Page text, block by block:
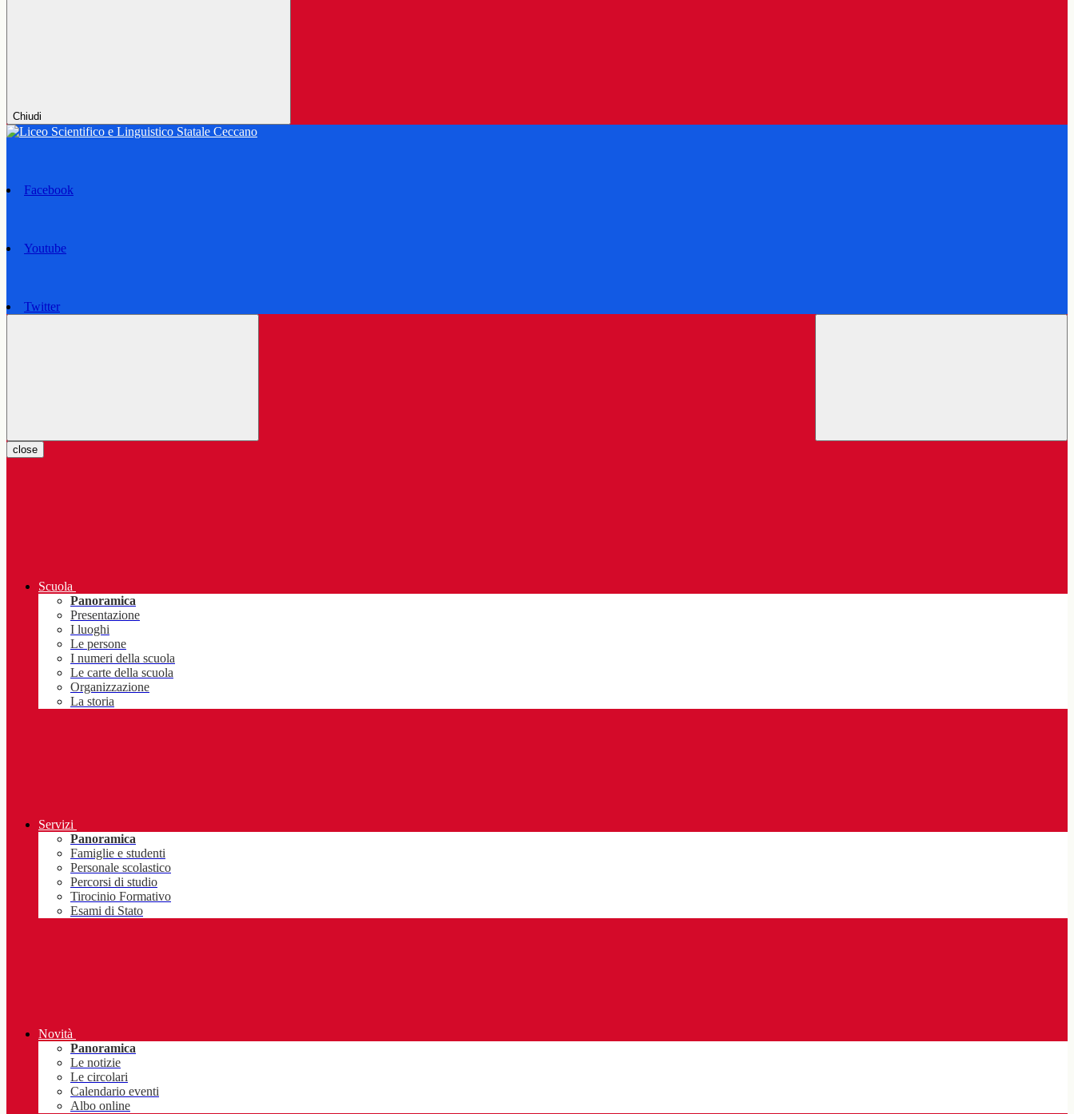
Chiudi
Facebook
Youtube
Twitter
close
Scuola
Panoramica
Presentazione
I luoghi
Le persone
I numeri della scuola
Le carte della scuola
Organizzazione
La storia
Servizi
Panoramica
Famiglie e studenti
Personale scolastico
Percorsi di studio
Tirocinio Formativo
Esami di Stato
Novità
Panoramica
Le notizie
Le circolari
Calendario eventi
Albo online